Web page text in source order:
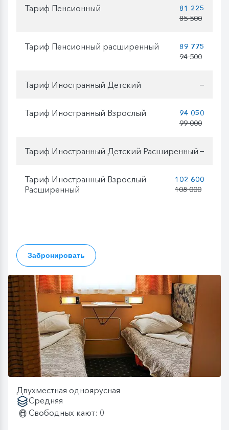
Тариф Пенсионный
81 225
85 500
Тариф Пенсионный расширенный
89 775
94 500
Тариф Иностранный Детский —
Тариф Иностранный Взрослый
94 050
99 000
Тариф Иностранный Детский Расширенный —
Тариф Иностранный Взрослый
Расширенный
102 600
108 000
Забронировать
Двухместная одноярусная
Средняя
Свободных кают: 0